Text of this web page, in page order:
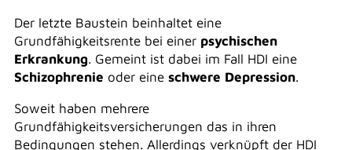
Der letzte Baustein beinhaltet eine
Grundfähigkeitsrente bei einer psychischen
Erkrankung. Gemeint ist dabei im Fall HDI eine
Schizophrenie oder eine schwere Depression.
Soweit haben mehrere
Grundfähigkeitsversicherungen das in ihren
Bedingungen stehen. Allerdings verknüpft der HDI